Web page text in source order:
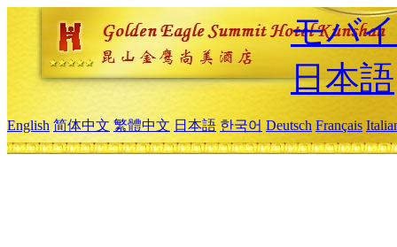
モバ
日本語
English 简体中文 繁體中文 日本語 한국어 Deutsch Français